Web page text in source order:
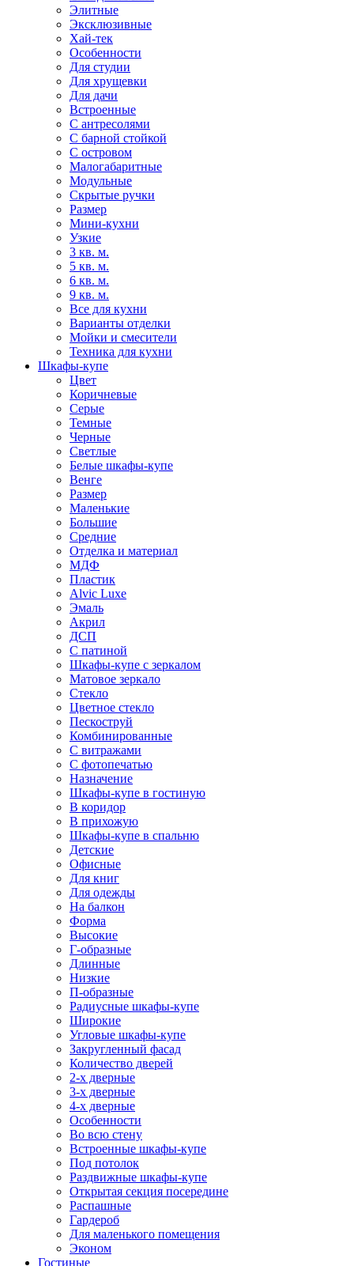
Элитные
Эксклюзивные
Хай-тек
Особенности
Для студии
Для хрущевки
Для дачи
Встроенные
С антресолями
С барной стойкой
С островом
Малогабаритные
Модульные
Скрытые ручки
Размер
Мини-кухни
Узкие
3 кв. м.
5 кв. м.
6 кв. м.
9 кв. м.
Все для кухни
Варианты отделки
Мойки и смесители
Техника для кухни
Шкафы-купе
Цвет
Коричневые
Серые
Темные
Черные
Светлые
Белые шкафы-купе
Венге
Размер
Маленькие
Большие
Средние
Отделка и материал
МДФ
Пластик
Alvic Luxe
Эмаль
Акрил
ДСП
С патиной
Шкафы-купе с зеркалом
Матовое зеркало
Стекло
Цветное стекло
Пескоструй
Комбинированные
С витражами
С фотопечатью
Назначение
Шкафы-купе в гостиную
В коридор
В прихожую
Шкафы-купе в спальню
Детские
Офисные
Для книг
Для одежды
На балкон
Форма
Высокие
Г-образные
Длинные
Низкие
П-образные
Радиусные шкафы-купе
Широкие
Угловые шкафы-купе
Закругленный фасад
Количество дверей
2-х дверные
3-х дверные
4-х дверные
Особенности
Во всю стену
Встроенные шкафы-купе
Под потолок
Раздвижные шкафы-купе
Открытая секция посередине
Распашные
Гардероб
Для маленького помещения
Эконом
Гостиные